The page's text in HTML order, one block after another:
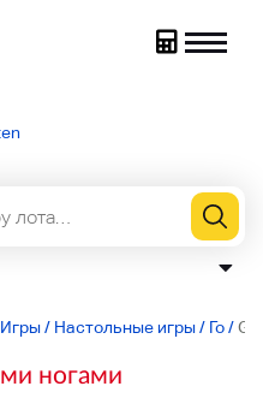
Игры/ Настольные игры/ Го/
ногами